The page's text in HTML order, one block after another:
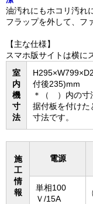
油汚れにもホコリ汚れ
フラップを外して、フ
【主な仕様】
スマホ版サイトは横に
室
内
機
寸
法
付後235)mm
＊（ ）内の寸
据付板を付けた
寸法です。
施
工
情
報
電源
単相100
Ｖ/15A